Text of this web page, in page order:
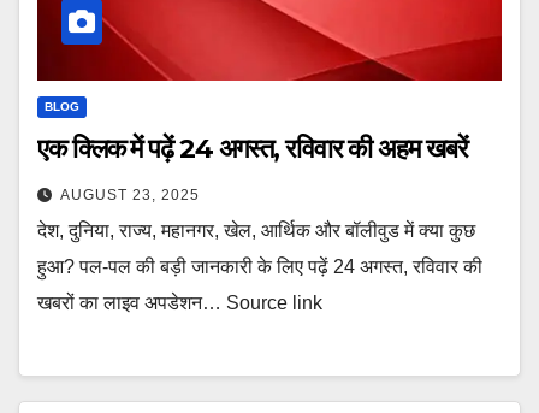
BLOG
एक क्लिक में पढ़ें 24 अगस्त, रविवार की अहम खबरें
AUGUST 23, 2025
देश, दुनिया, राज्य, महानगर, खेल, आर्थिक और बॉलीवुड में क्या कुछ
हुआ? पल-पल की बड़ी जानकारी के लिए पढ़ें 24 अगस्त, रविवार की
खबरों का लाइव अपडेशन… Source link